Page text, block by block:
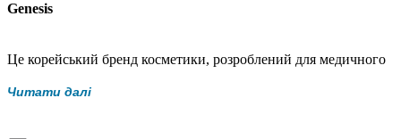
Genesis
Це корейський бренд косметики, розроблений для медичного
Читати далі